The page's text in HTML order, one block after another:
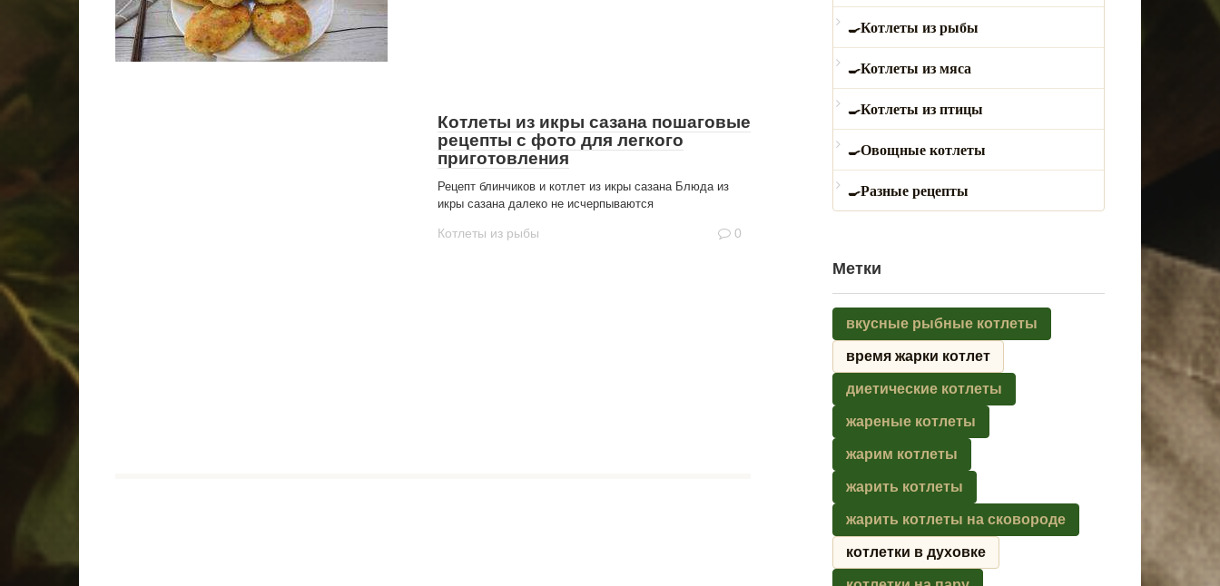
Котлеты из икры сазана пошаговые
рецепты с фото для легкого
приготовления
Рецепт блинчиков и котлет из икры сазана Блюда из
икры сазана далеко не исчерпываются
Котлеты из рыбы 0
Котлеты из рыбы
Котлеты из мяса
Котлеты из птицы
Овощные котлеты
Разные рецепты
Метки
вкусные рыбные котлеты
время жарки котлет
диетические котлеты
жареные котлеты
жарим котлеты
жарить котлеты
жарить котлеты на сковороде
котлетки в духовке